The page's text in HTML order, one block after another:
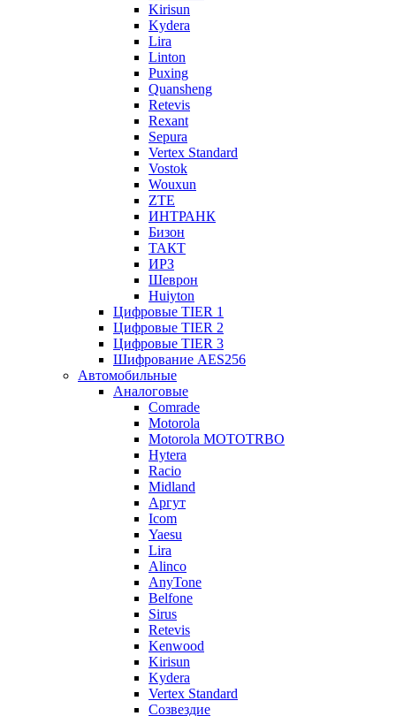
Kirisun
Kydera
Lira
Linton
Puxing
Quansheng
Retevis
Rexant
Sepura
Vertex Standard
Vostok
Wouxun
ZTE
ИНТРАНК
Бизон
ТАКТ
ИРЗ
Шеврон
Huiyton
Цифровые TIER 1
Цифровые TIER 2
Цифровые TIER 3
Шифрование AES256
Автомобильные
Аналоговые
Comrade
Motorola
Motorola MOTOTRBO
Hytera
Racio
Midland
Аргут
Icom
Yaesu
Lira
Alinco
AnyTone
Belfone
Sirus
Retevis
Kenwood
Kirisun
Kydera
Vertex Standard
Созвездие